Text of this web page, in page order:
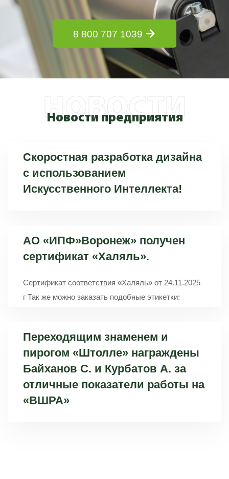
8 800 707 1039
НОВОСТИ
Новости предприятия
Скоростная разработка дизайна
с использованием
Искусственного Интеллекта!
АО «ИПФ»Воронеж» получен
сертификат «Халяль».
Сертификат соответствия «Халяль» от 24.11.2025
г Так же можно заказать подобные этикетки:
Переходящим знаменем и
пирогом «Штолле» награждены
Байханов С. и Курбатов А. за
отличные показатели работы на
«ВШРА»